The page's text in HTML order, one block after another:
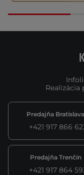
Realizácia
Predajňa Bratislava
+421 917 866
Predajňa Trenčín
+421 917 864